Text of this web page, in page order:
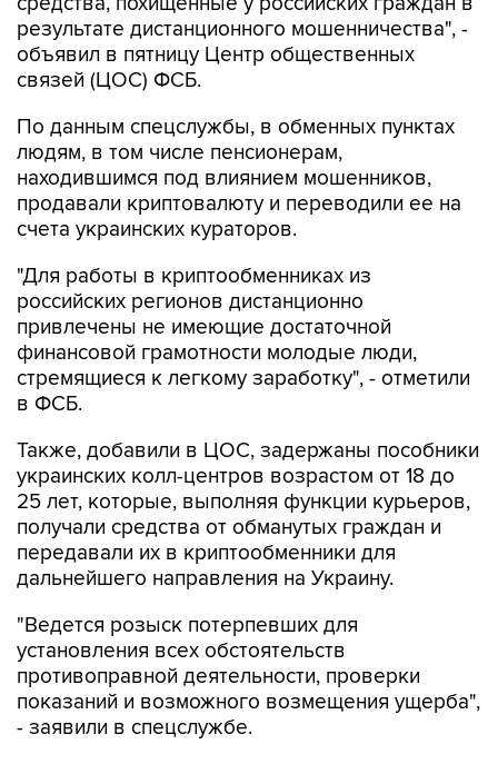
результате дистанционного мошенничества", -
объявил в пятницу Центр общественных
связей (ЦОС) ФСБ.
По данным спецслужбы, в обменных пунктах
людям, в том числе пенсионерам,
находившимся под влиянием мошенников,
продавали криптовалюту и переводили ее на
счета украинских кураторов.
"Для работы в криптообменниках из
российских регионов дистанционно
привлечены не имеющие достаточной
финансовой грамотности молодые люди,
стремящиеся к легкому заработку", - отметили
в ФСБ.
Также, добавили в ЦОС, задержаны пособники
украинских колл-центров возрастом от 18 до
25 лет, которые, выполняя функции курьеров,
получали средства от обманутых граждан и
передавали их в криптообменники для
дальнейшего направления на Украину.
"Ведется розыск потерпевших для
установления всех обстоятельств
противоправной деятельности, проверки
показаний и возможного возмещения ущерба",
- заявили в спецслужбе.